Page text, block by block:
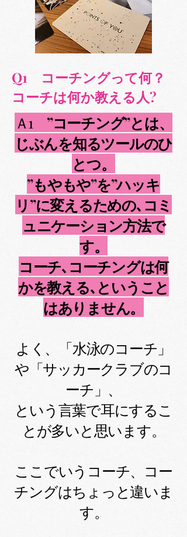
Q1 コーチングって何？
コーチは何か教える人?
Ａ1 ”コーチング”とは、
じぶんを知るツールのひ
とつ。
”もやもや”を”ハッキ
リ”に変えるための､ コミ
ュニケーション方法で
す。
コーチ､コーチングは何
かを教える､ということ
はありません。
​よく、「水泳のコーチ」
や「サッカークラブのコ
ーチ」、
という言葉で耳にするこ
とが多いと思います。
ここでいうコーチ、コー
チングはちょっと違いま
す。